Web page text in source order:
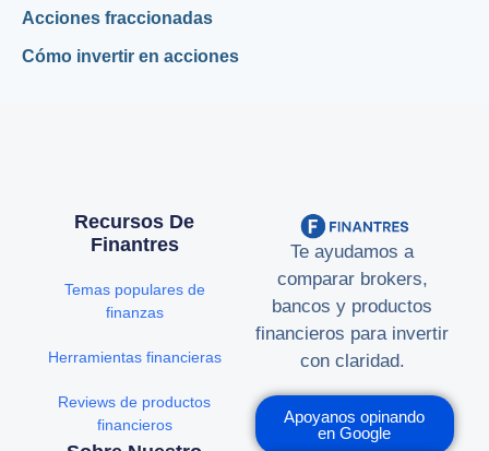
Acciones fraccionadas
Cómo invertir en acciones
Te ayudamos a
comparar brokers,
bancos y productos
financieros para invertir
con claridad.
Apoyanos opinando
en Google
Recursos De
Finantres
Temas populares de
finanzas
Herramientas financieras
Reviews de productos
financieros